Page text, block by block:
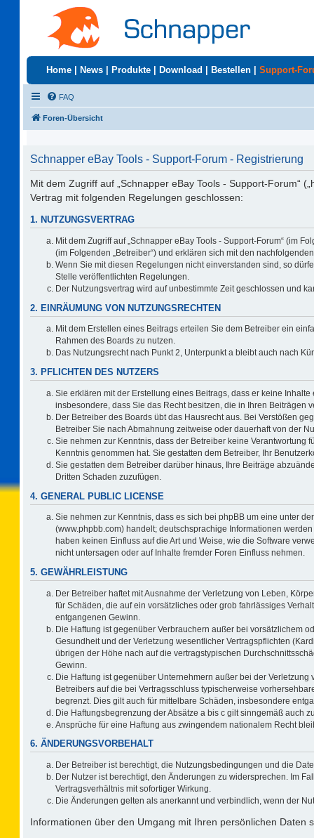
Home News Produkte Download Bestellen Support-
FAQ
Foren-Übersicht
Schnapper eBay Tools - Support-Forum - Registrierung
Mit dem Zugriff auf „Schnapper eBay Tools - Support-Forum“
Vertrag mit folgenden Regelungen geschlossen:
1. NUTZUNGSVERTRAG
Mit dem Zugriff auf „Schnapper eBay Tools - Support-Forum“ (im
(im Folgenden „Betreiber“) und erklären sich mit den
Wenn Sie mit diesen Regelungen nicht einverstanden sind, so
Stelle veröffentlichten Regelungen.
Der Nutzungsvertrag wird auf unbestimmte Zeit geschlossen und
2. EINRÄUMUNG VON NUTZUNGSRECHTEN
Mit dem Erstellen eines Beitrags erteilen Sie dem Betreiber ein
Rahmen des Boards zu nutzen.
Das Nutzungsrecht nach Punkt 2, Unterpunkt a bleibt auch nach
3. PFLICHTEN DES NUTZERS
Sie erklären mit der Erstellung eines Beitrags, dass er keine
insbesondere, dass Sie das Recht besitzen, die in Ihren Beiträgen
Der Betreiber des Boards übt das Hausrecht aus. Bei Verstößen
Betreiber Sie nach Abmahnung zeitweise oder dauerhaft von der
Sie nehmen zur Kenntnis, dass der Betreiber keine Verantwortung
Kenntnis genommen hat. Sie gestatten dem Betreiber, Ihr
Sie gestatten dem Betreiber darüber hinaus, Ihre Beiträge
Dritten Schaden zuzufügen.
4. GENERAL PUBLIC LICENSE
Sie nehmen zur Kenntnis, dass es sich bei phpBB um eine unter der
(www.phpbb.com) handelt; deutschsprachige Informationen
haben keinen Einfluss auf die Art und Weise, wie die Software
nicht untersagen oder auf Inhalte fremder Foren Einfluss nehmen.
5. GEWÄHRLEISTUNG
Der Betreiber haftet mit Ausnahme der Verletzung von Leben,
für Schäden, die auf ein vorsätzliches oder grob fahrlässiges
entgangenen Gewinn.
Die Haftung ist gegenüber Verbrauchern außer bei vorsätzlichem
Gesundheit und der Verletzung wesentlicher Vertragspflichten
übrigen der Höhe nach auf die vertragstypischen
Gewinn.
Die Haftung ist gegenüber Unternehmern außer bei der
Betreibers auf die bei Vertragsschluss typischerweise
begrenzt. Dies gilt auch für mittelbare Schäden, insbesondere
Die Haftungsbegrenzung der Absätze a bis c gilt sinngemäß auch
Ansprüche für eine Haftung aus zwingendem nationalem Recht
6. ÄNDERUNGSVORBEHALT
Der Betreiber ist berechtigt, die Nutzungsbedingungen und die
Der Nutzer ist berechtigt, den Änderungen zu widersprechen. Im
Vertragsverhältnis mit sofortiger Wirkung.
Die Änderungen gelten als anerkannt und verbindlich, wenn der
Informationen über den Umgang mit Ihren persönlichen Daten